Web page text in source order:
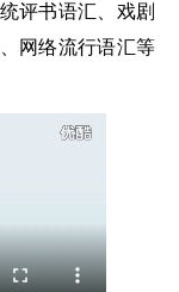
评书语汇、戏剧
网络流行语汇等